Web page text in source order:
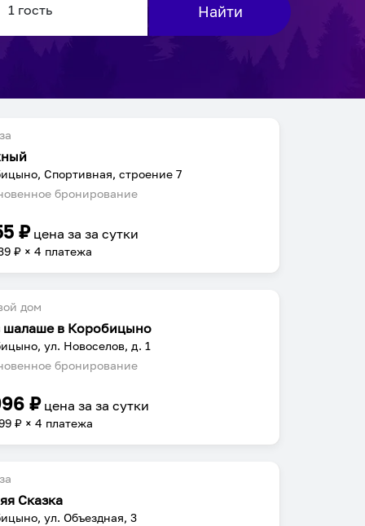
Найти
Спортивная, строение 7
бронирование
₽ цена заза сутки
₽ × 4 платежа
дом
шалаше в Коробицыно
ул. Новоселов, д. 1
бронирование
₽ цена заза сутки
₽ × 4 платежа
Сказка
ул. Объездная, 3